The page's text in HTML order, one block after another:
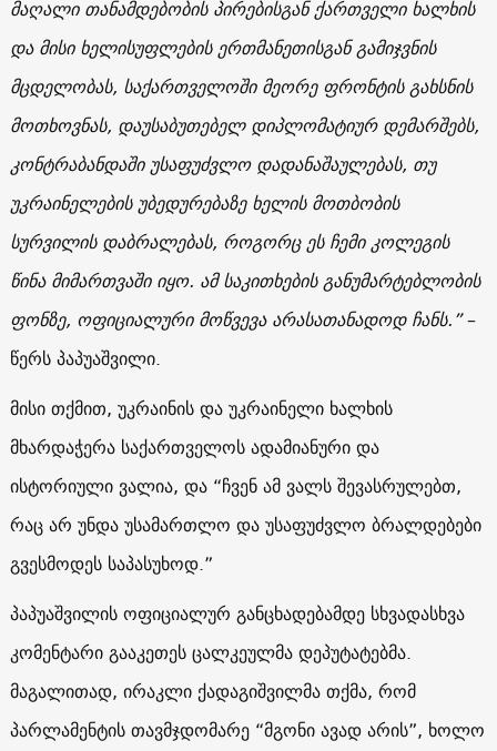
მაღალი თანამდებობის პირებისგან ქართველი ხალხის
და მისი ხელისუფლების ერთმანეთისგან გამიჯვნის
მცდელობას, საქართველოში მეორე ფრონტის გახსნის
მოთხოვნას, დაუსაბუთებელ დიპლომატიურ დემარშებს,
კონტრაბანდაში უსაფუძვლო დადანაშაულებას, თუ
უკრაინელების უბედურებაზე ხელის მოთბობის
სურვილის დაბრალებას, როგორც ეს ჩემი კოლეგის
წინა მიმართვაში იყო. ამ საკითხების განუმარტებლობის
ფონზე, ოფიციალური მოწვევა არასათანადოდ ჩანს.”–
წერს პაპუაშვილი.
მისი თქმით, უკრაინის და უკრაინელი ხალხის
მხარდაჭერა საქართველოს ადამიანური და
ისტორიული ვალია, და “ჩვენ ამ ვალს შევასრულებთ,
რაც არ უნდა უსამართლო და უსაფუძვლო ბრალდებები
გვესმოდეს საპასუხოდ.”
პაპუაშვილის ოფიციალურ განცხადებამდე სხვადასხვა
კომენტარი გააკეთეს ცალკეულმა დეპუტატებმა.
მაგალითად, ირაკლი ქადაგიშვილმა თქმა, რომ
პარლამენტის თავმჯდომარე “მგონი ავად არის”, ხოლო